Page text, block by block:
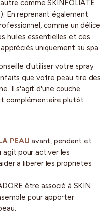
comme SKINFOLIATE
En reprenant également
comme un délice
huiles essentielles et ces
uniquement au spa.
d'utiliser votre spray
que votre peau tire des
Il s'agit d'une couche
complémentaire plutôt
PEAU avant, pendant et
agit pour activer les
à libérer les propriétés
être associé à SKIN
pour apporter